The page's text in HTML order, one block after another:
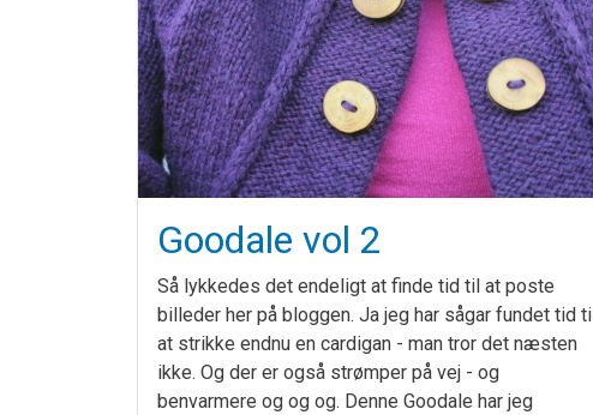
Goodale vol 2
Så lykkedes det endeligt at finde tid til at poste
billeder her på bloggen. Ja jeg har sågar fundet tid til
at strikke endnu en cardigan - man tror det næsten
ikke. Og der er også strømper på vej - og
benvarmere og og og. Denne Goodale har jeg